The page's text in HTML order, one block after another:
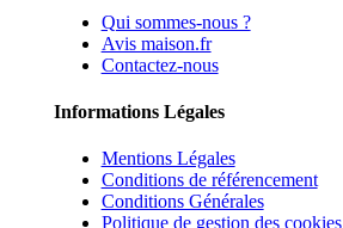
Qui sommes-nous ?
Avis maison.fr
Contactez-nous
Informations Légales
Mentions Légales
Conditions de référencement
Conditions Générales
Politique de gestion des cookies